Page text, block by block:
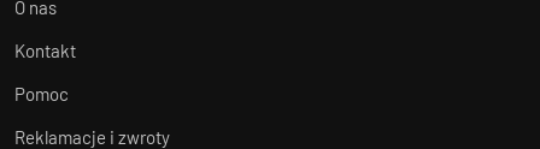
O nas
Kontakt
Pomoc
Reklamacje i zwroty